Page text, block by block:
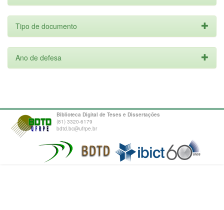
Tipo de documento
Ano de defesa
Biblioteca Digital de Teses e Dissertações
(81) 3320-6179
bdtd.bc@ufrpe.br